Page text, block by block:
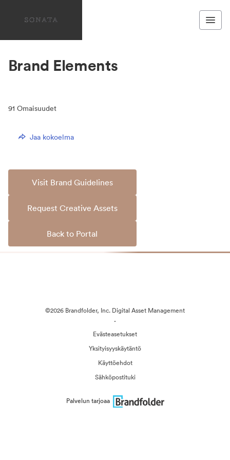
Brand Elements
91 Omaisuudet
Jaa kokoelma
Visit Brand Guidelines
Request Creative Assets
Back to Portal
©2026 Brandfolder, Inc. Digital Asset Management
·
Evästeasetukset
Yksityisyyskäytäntö
Käyttöehdot
Sähköpostituki
Palvelun tarjoaa